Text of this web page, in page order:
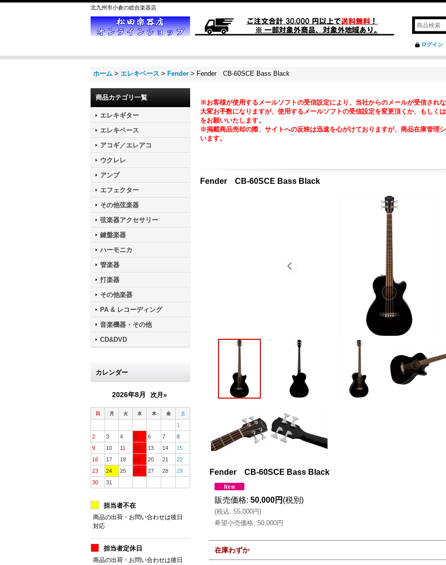
北九州市小倉の総合楽器店
ログイン
ホーム > エレキベース > Fender > Fender CB-60SCE Bass Black
商品カテゴリ一覧
エレキギター
エレキベース
アコギ／エレアコ
ウクレレ
アンプ
エフェクター
その他弦楽器
弦楽器アクセサリー
鍵盤楽器
ハーモニカ
管楽器
打楽器
その他楽器
PA & レコーディング
音楽機器・その他
CD&DVD
カレンダー
2026年8月 次月»
日 月 火 水 木 金 土
1
2
3 4 5 6 7
8
9
10 11 12 13 14
15
16
17 18 19 20 21
22
23
24 25 26 27 28
29
30
31
担当者不在
商品の出荷・お問い合わせは後日
対応
担当者定休日
商品の出荷・お問い合わせは後日
※お客様が使用するメールソフトの受信設定により、当社からのメールが受信されな
大変お手数になりますが、使用するメールソフトの受信設定を変更頂くか、もしく
をお願いいたします。
※掲載商品売却の際、サイトへの反映は迅速を心がけておりますが、商品在庫管理
います。
Fender CB-60SCE Bass Black
Fender CB-60SCE Bass Black
販売価格: 50,000円 (税別)
(税込: 55,000円)
希望小売価格: 50,000円
在庫わずか